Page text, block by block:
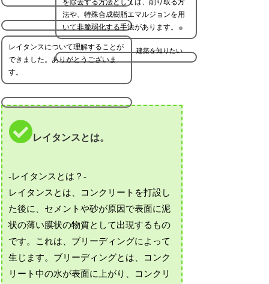
法や、特殊合成樹脂エマルジョンを用
いて非脆弱化する手法があります。
建築を知りたい
レイタンスについて理解することが
できました。ありがとうございま
す。
レイタンスとは。
-レイタンスとは？-
レイタンスとは、コンクリートを打設し
た後に、セメントや砂が原因で表面に泥
状の薄い膜状の物質として出現するもの
です。これは、ブリーディングによって
生じます。ブリーディングとは、コンク
リート中の水が表面に上がり、コンクリ